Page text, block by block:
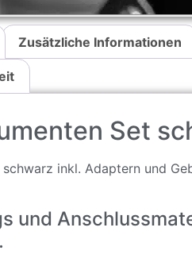
Zusätzliche Informationen
Set
inkl. Adaptern und
und